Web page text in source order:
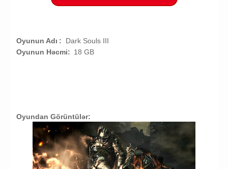
Oyunun Adı : Dark Souls III
Oyunun Həcmi: 18 GB
Oyundan Görüntülər: